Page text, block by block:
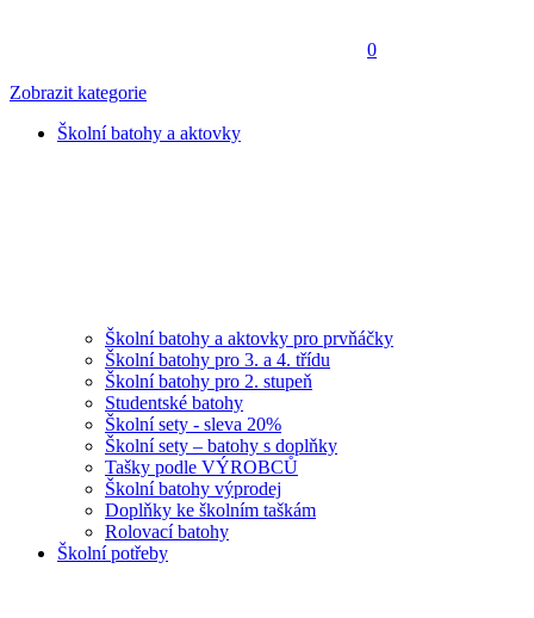
0
Zobrazit kategorie
Školní batohy a aktovky
Školní batohy a aktovky pro prvňáčky
Školní batohy pro 3. a 4. třídu
Školní batohy pro 2. stupeň
Studentské batohy
Školní sety - sleva 20%
Školní sety – batohy s doplňky
Tašky podle VÝROBCŮ
Školní batohy výprodej
Doplňky ke školním taškám
Rolovací batohy
Školní potřeby